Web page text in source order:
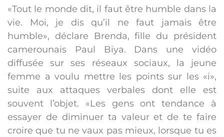
«Tout le monde dit, il faut être humble dans la
vie. Moi, je dis qu’il ne faut jamais être
humble», déclare Brenda, fille du président
camerounais Paul Biya. Dans une vidéo
diffusée sur ses réseaux sociaux, la jeune
femme a voulu mettre les points sur les «i»,
suite aux attaques verbales dont elle est
souvent l’objet. «Les gens ont tendance à
essayer de diminuer ta valeur et de te faire
croire que tu ne vaux pas mieux, lorsque tu es